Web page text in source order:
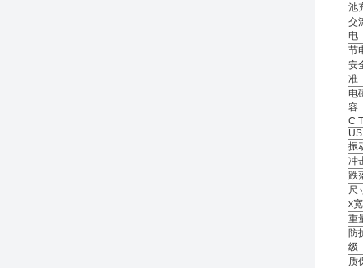
池
交
电
节
安
准
电
容
C
振
冲
跌
尺
x
重
防
级
质